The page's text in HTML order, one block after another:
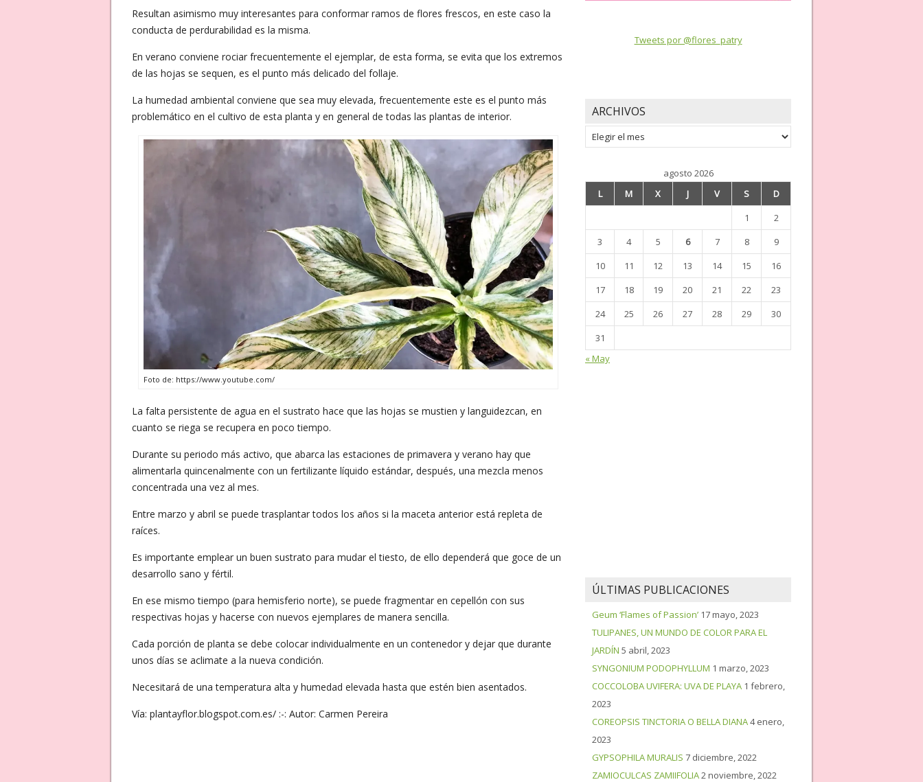
Resultan asimismo muy interesantes para conformar ramos de flores frescos, en este caso la
conducta de perdurabilidad es la misma.
En verano conviene rociar frecuentemente el ejemplar, de esta forma, se evita que los extremos
de las hojas se sequen, es el punto más delicado del follaje.
La humedad ambiental conviene que sea muy elevada, frecuentemente este es el punto más
problemático en el cultivo de esta planta y en general de todas las plantas de interior.
Foto de: https://www.youtube.com/
La falta persistente de agua en el sustrato hace que las hojas se mustien y languidezcan, en
cuanto se riega se recupera en poco tiempo.
Durante su periodo más activo, que abarca las estaciones de primavera y verano hay que
alimentarla quincenalmente con un fertilizante líquido estándar, después, una mezcla menos
concentrada una vez al mes.
Entre marzo y abril se puede trasplantar todos los años si la maceta anterior está repleta de
raíces.
Es importante emplear un buen sustrato para mudar el tiesto, de ello dependerá que goce de un
desarrollo sano y fértil.
En ese mismo tiempo (para hemisferio norte), se puede fragmentar en cepellón con sus
respectivas hojas y hacerse con nuevos ejemplares de manera sencilla.
Cada porción de planta se debe colocar individualmente en un contenedor y dejar que durante
unos días se aclimate a la nueva condición.
Necesitará de una temperatura alta y humedad elevada hasta que estén bien asentados.
Vía: plantayflor.blogspot.com.es/ :-: Autor: Carmen Pereira
Tweets por @flores_patry
ARCHIVOS
Archivos
agosto 2026
L
M X J V S
D
1
2
3
4 5 6 7 8
9
10
11 12 13 14 15
16
17
18 19 20 21 22
23
24
25 26 27 28 29
30
31
« May
ÚLTIMAS PUBLICACIONES
Geum ‘Flames of Passion’ 17 mayo, 2023
TULIPANES, UN MUNDO DE COLOR PARA EL
JARDÍN 5 abril, 2023
SYNGONIUM PODOPHYLLUM 1 marzo, 2023
COCCOLOBA UVIFERA: UVA DE PLAYA 1 febrero,
2023
COREOPSIS TINCTORIA O BELLA DIANA4 enero,
2023
GYPSOPHILA MURALIS 7 diciembre, 2022
ZAMIOCULCAS ZAMIIFOLIA2 noviembre, 2022